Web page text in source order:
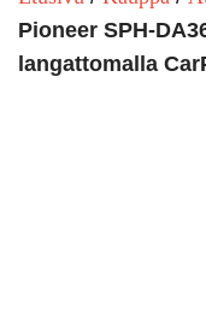
Pioneer SPH-
langattomalla